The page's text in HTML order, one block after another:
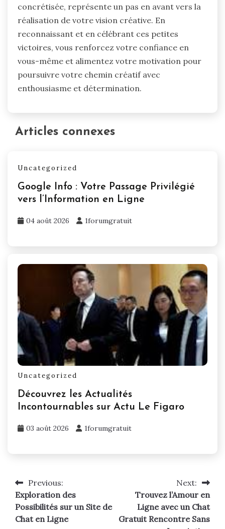
concrétisée, représente un pas en avant vers la
réalisation de votre vision créative. En
reconnaissant et en célébrant ces petites
victoires, vous renforcez votre confiance en
vous-même et alimentez votre motivation pour
poursuivre votre chemin créatif avec
enthousiasme et détermination.
Articles connexes
Uncategorized
Google Info : Votre Passage Privilégié
vers l’Information en Ligne
04 août 2026 1forumgratuit
Uncategorized
Découvrez les Actualités
Incontournables sur Actu Le Figaro
03 août 2026 1forumgratuit
Navigation
de
l’article
Previous:
Exploration des
Possibilités sur un Site de
Chat en Ligne
Next:
Trouvez l’Amour en
Ligne avec un Chat
Gratuit Rencontre Sans